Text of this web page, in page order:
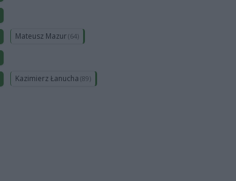
Mateusz Mazur(64)
Kazimierz Łanucha (89)